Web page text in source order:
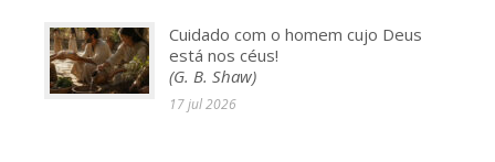
Cuidado com o homem cujo Deus
está nos céus!
(G. B. Shaw)
17 jul 2026